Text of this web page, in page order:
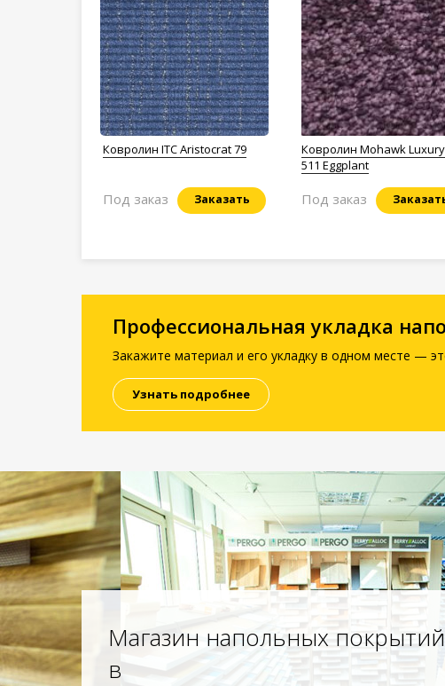
Ковролин ITC Aristocrat 79
Заказать
Под заказ
Ковролин Mohawk
511 Eggplant
Под заказ
Профессиональная укладка
Закажите материал и его укладку в одном месте —
Узнать подробнее
Магазин напольных покрытий
в